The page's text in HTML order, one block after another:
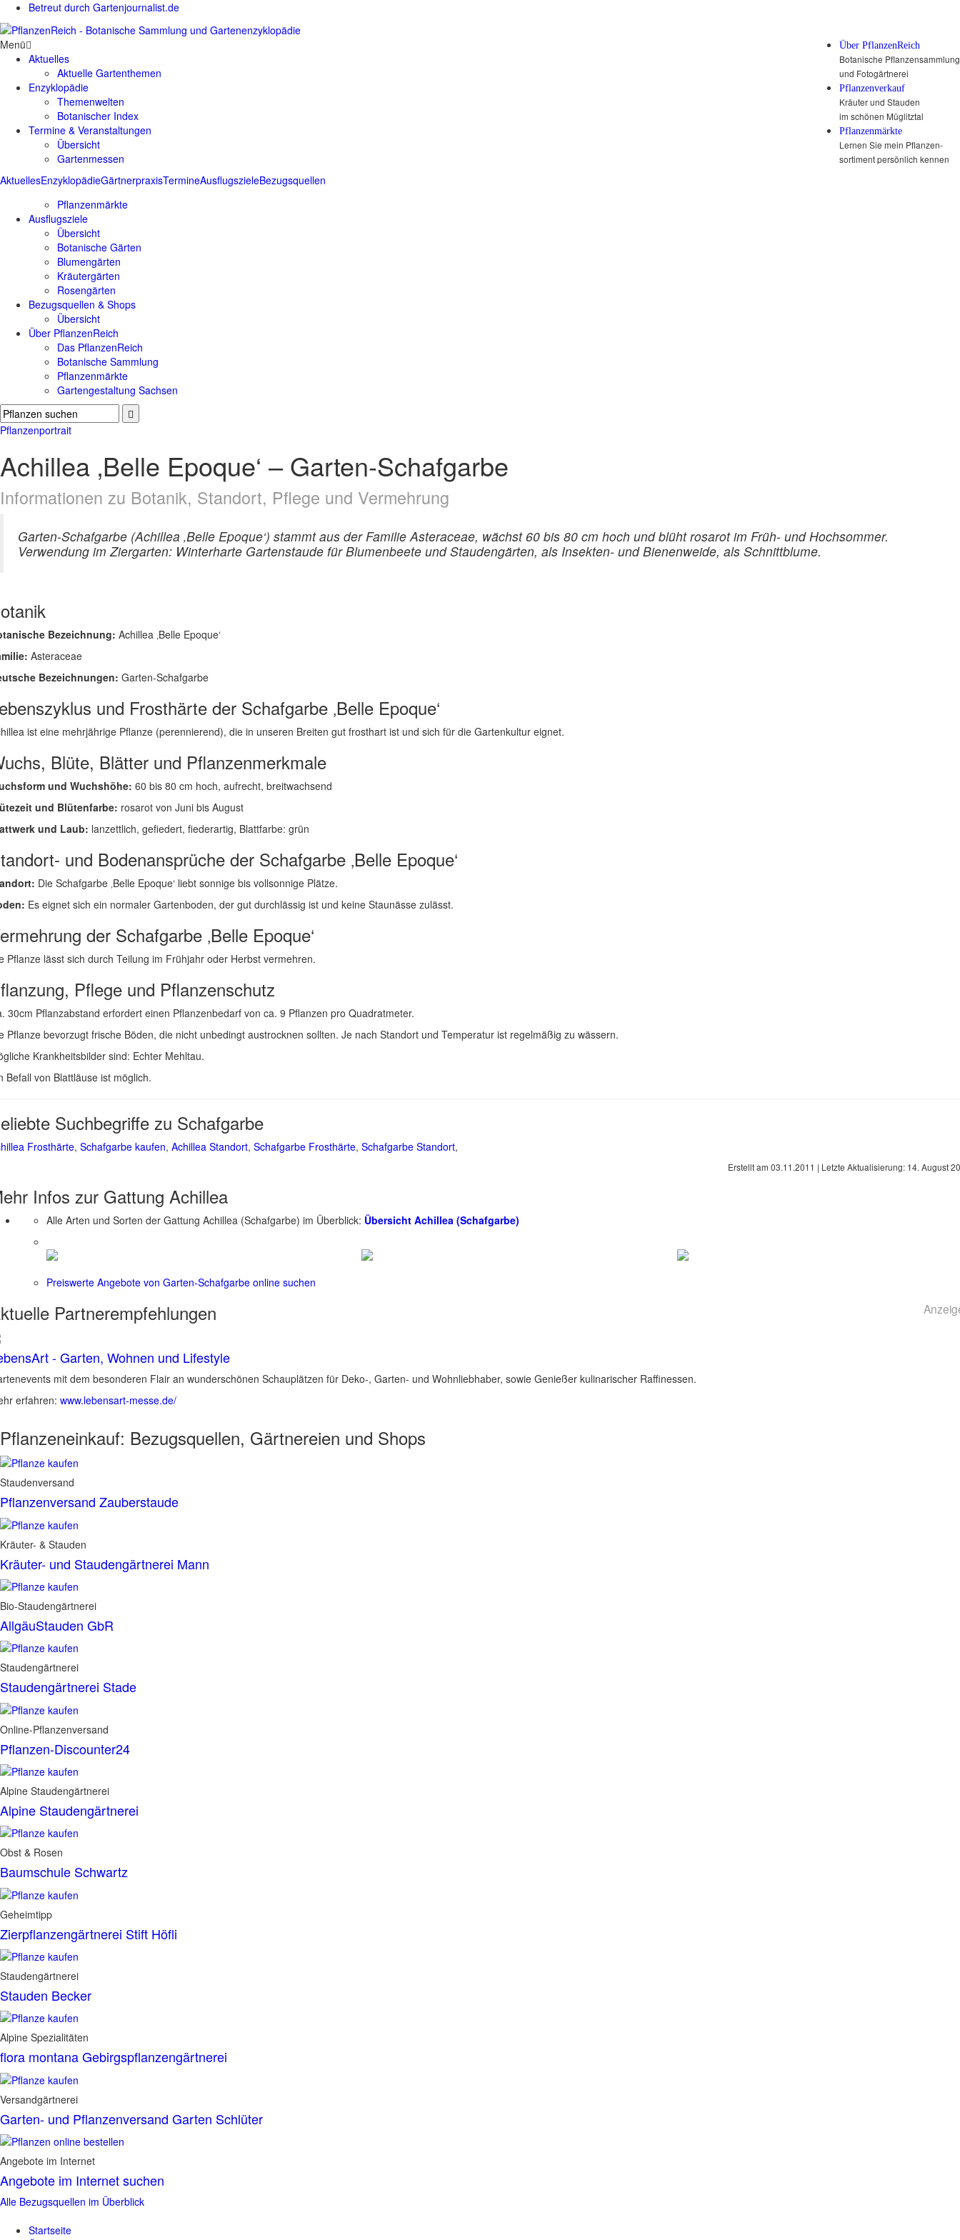
Betreut durch Gartenjournalist.de
Über PflanzenReich
Botanische Pflanzensammlung
und Fotogärtnerei
Pflanzenverkauf
Kräuter und Stauden
im schönen Müglitztal
Pflanzenmärkte
Lernen Sie mein Pflanzen-
sortiment persönlich kennen
AktuellesEnzyklopädieGärtnerpraxisTermineAusflugszieleBezugsquellen
Menü
Aktuelles
Aktuelle Gartenthemen
Enzyklopädie
Themenwelten
Botanischer Index
Termine & Veranstaltungen
Übersicht
Gartenmessen
Pflanzenmärkte
Ausflugsziele
Übersicht
Botanische Gärten
Blumengärten
Kräutergärten
Rosengärten
Bezugsquellen & Shops
Übersicht
Über PflanzenReich
Das PflanzenReich
Botanische Sammlung
Pflanzenmärkte
Gartengestaltung Sachsen
Pflanzenportrait
Achillea ‚Belle Epoque‘ – Garten-Schafgarbe
Informationen zu Botanik, Standort, Pflege und Vermehrung
Garten-Schafgarbe (Achillea ‚Belle Epoque‘) stammt aus der Familie Asteraceae, wächst 60 bis 80 cm hoch und blüht rosarot im Früh- und Hochsommer.
Verwendung im Ziergarten: Winterharte Gartenstaude für Blumenbeete und Staudengärten, als Insekten- und Bienenweide, als Schnittblume.
Bezeichnung: Achillea ‚Belle Epoque‘
Asteraceae
Bezeichnungen: Garten-Schafgarbe
und Frosthärte der Schafgarbe ‚Belle Epoque‘
ist eine mehrjährige Pflanze (perennierend), die in unseren Breiten gut frosthart ist und sich für die Gartenkultur eignet.
Blüte, Blätter und Pflanzenmerkmale
und Wuchshöhe: 60 bis 80 cm hoch, aufrecht, breitwachsend
und Blütenfarbe: rosarot von Juni bis August
und Laub: lanzettlich, gefiedert, fiederartig, Blattfarbe: grün
und Bodenansprüche der Schafgarbe ‚Belle Epoque‘
Die Schafgarbe ‚Belle Epoque‘ liebt sonnige bis vollsonnige Plätze.
Es eignet sich ein normaler Gartenboden, der gut durchlässig ist und keine Staunässe zulässt.
der Schafgarbe ‚Belle Epoque‘
Pflanze lässt sich durch Teilung im Frühjahr oder Herbst vermehren.
Pflege und Pflanzenschutz
30cm Pflanzabstand erfordert einen Pflanzenbedarf von ca. 9 Pflanzen pro Quadratmeter.
Pflanze bevorzugt frische Böden, die nicht unbedingt austrocknen sollten. Je nach Standort und Temperatur ist regelmäßig zu wässern.
Krankheitsbilder sind: Echter Mehltau.
Befall von Blattläuse ist möglich.
Suchbegriffe zu Schafgarbe
Frosthärte, Schafgarbe kaufen, Achillea Standort, Schafgarbe Frosthärte, Schafgarbe Standort,
Erstellt am 03.11.2011 | Letzte Aktualisierung: 14. August
Infos zur Gattung Achillea
Alle Arten und Sorten der Gattung Achillea (Schafgarbe) im Überblick: Übersicht Achillea (Schafgarbe)
Preiswerte Angebote von Garten-Schafgarbe online suchen
Partnerempfehlungen
- Garten, Wohnen und Lifestyle
mit dem besonderen Flair an wunderschönen Schauplätzen für Deko-, Garten- und Wohnliebhaber, sowie Genießer kulinarischer Raffinessen.
erfahren: www.lebensart-messe.de/
Pflanzeneinkauf: Bezugsquellen, Gärtnereien und Shops
Staudenversand
Pflanzenversand Zauberstaude
Kräuter- & Stauden
Kräuter- und Staudengärtnerei Mann
Bio-Staudengärtnerei
AllgäuStauden GbR
Staudengärtnerei
Staudengärtnerei Stade
Online-Pflanzenversand
Pflanzen-Discounter24
Alpine Staudengärtnerei
Alpine Staudengärtnerei
Obst & Rosen
Baumschule Schwartz
Geheimtipp
Zierpflanzengärtnerei Stift Höfli
Staudengärtnerei
Stauden Becker
Alpine Spezialitäten
flora montana Gebirgspflanzengärtnerei
Versandgärtnerei
Garten- und Pflanzenversand Garten Schlüter
Angebote im Internet
Angebote im Internet suchen
Alle Bezugsquellen im Überblick
Startseite